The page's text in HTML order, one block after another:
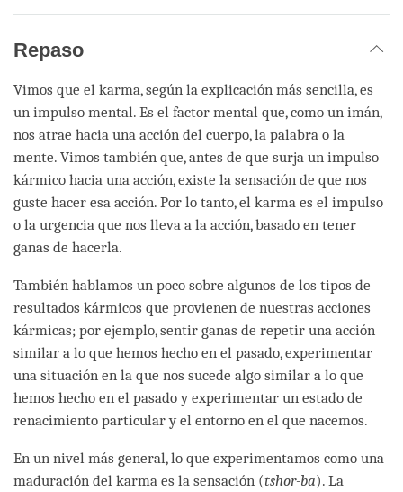
Repaso
Vimos que el karma, según la explicación más sencilla, es
un impulso mental. Es el factor mental que, como un imán,
nos atrae hacia una acción del cuerpo, la palabra o la
mente. Vimos también que, antes de que surja un impulso
kármico hacia una acción, existe la sensación de que nos
guste hacer esa acción. Por lo tanto, el karma es el impulso
o la urgencia que nos lleva a la acción, basado en tener
ganas de hacerla.
También hablamos un poco sobre algunos de los tipos de
resultados kármicos que provienen de nuestras acciones
kármicas; por ejemplo, sentir ganas de repetir una acción
similar a lo que hemos hecho en el pasado, experimentar
una situación en la que nos sucede algo similar a lo que
hemos hecho en el pasado y experimentar un estado de
renacimiento particular y el entorno en el que nacemos.
En un nivel más general, lo que experimentamos como una
maduración del karma es la sensación (tshor-ba). La